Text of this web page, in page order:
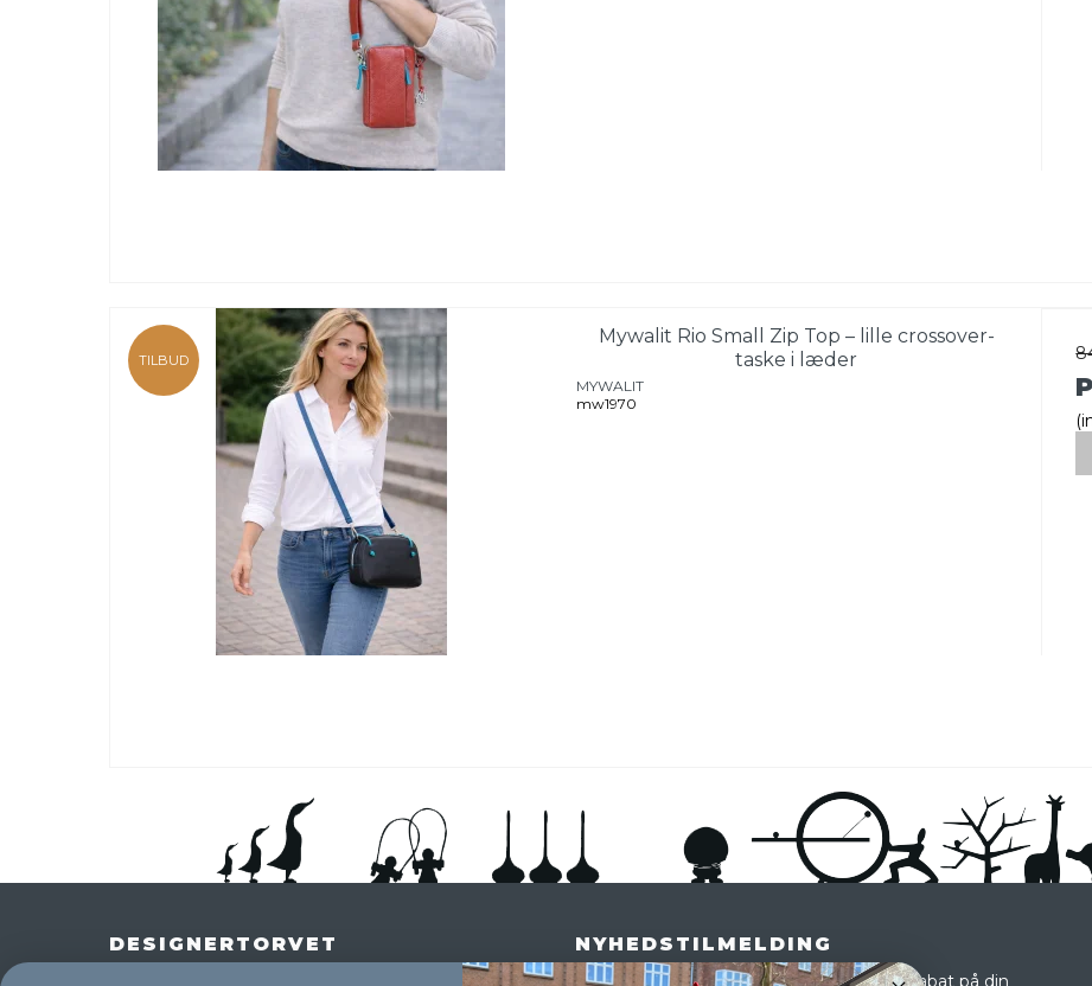
TILBUD
Mywalit Rio Small Zip Top – lille crossover-
taske i læder
MYWALIT
mw1970
DESIGNERTORVET NYHEDSTILMELDING
Tilmeld dig vores nyhedsbrev og få 10 % rabat på din